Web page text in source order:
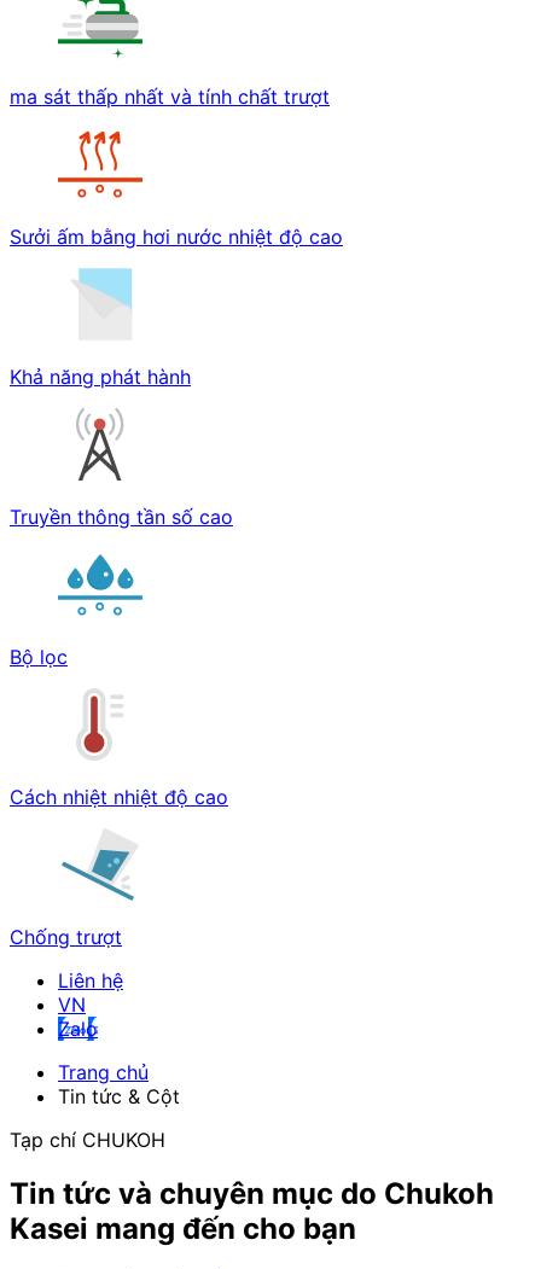
ma sát thấp nhất và tính chất trượt
Sưởi ấm bằng hơi nước nhiệt độ cao
Khả năng phát hành
Truyền thông tần số cao
Bộ lọc
Cách nhiệt nhiệt độ cao
Chống trượt
Liên hệ
Zalo
Trang chủ
Tin tức & Cột
Tạp chí CHUKOH
Tin tức và chuyên mục do Chukoh
Kasei mang đến cho bạn